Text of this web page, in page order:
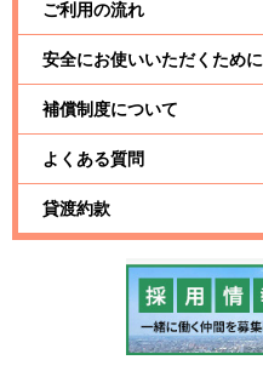
ご利用の流れ
安全にお使いいただくために
補償制度について
よくある質問
貸渡約款